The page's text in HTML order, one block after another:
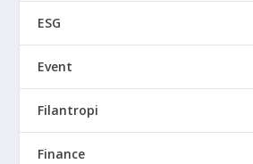
ESG
Event
Filantropi
Finance